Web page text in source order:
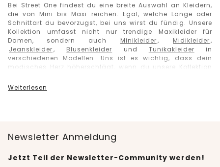
Bei Street One findest du eine breite Auswahl an Kleidern,
die von Mini bis Maxi reichen. Egal, welche Länge oder
Schnittart du bevorzugst, bei uns wirst du fündig. Unsere
Kollektion umfasst nicht nur trendige Maxikleider für
Damen, sondern auch
Minikleider, Midikleider,
Jeanskleider, Blusenkleider und Tunikakleider
in
verschiedenen Modellen.
Uns ist es wichtig, dass dein
modisches Herz höherschlägt,
wenn du unsere Kollektion
an Kleidungsstücken. Von simplen Designs bis hin zu
sophisticated Styles ist alles dabei. Du kannst zwischen
Kleiderschrank fehlen. Es gibt nichts Schöneres als luftige
in vielen Farben und unterschiedlichen
kein anderes Kleidungsstück. Mit einem stilvollen Rock
Weiterlesen
Newsletter Anmeldung
Jetzt Teil der Newsletter-Community werden!